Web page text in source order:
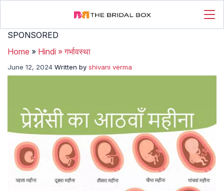
SPONSORED
Home » Hindi »गर्भावस्था
June 12, 2024 Written by shivani verma